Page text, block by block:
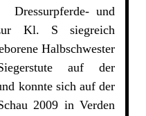
Dressurpferde- und
Kl. S siegreich
Halbschwester
auf der
konnte sich auf der
2009 in Verden